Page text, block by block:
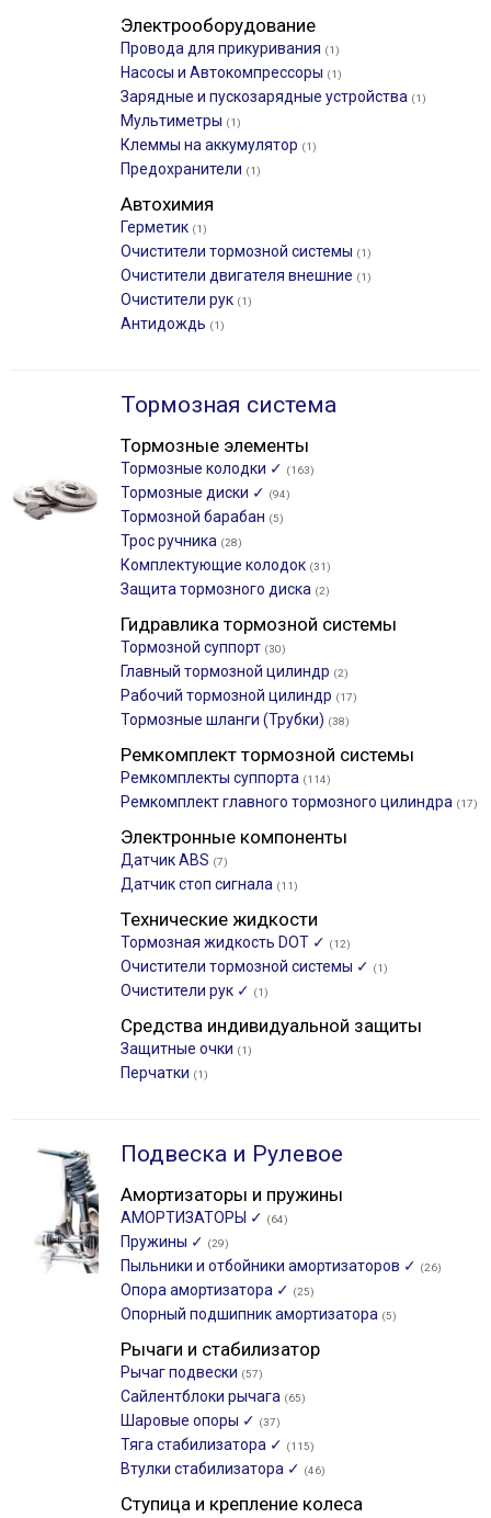
Электрооборудование
Провода для прикуривания (1)
Насосы и Автокомпрессоры (1)
Зарядные и пускозарядные устройства (1)
Мультиметры (1)
Клеммы на аккумулятор (1)
Предохранители (1)
Автохимия
Герметик (1)
Очистители тормозной системы (1)
Очистители двигателя внешние (1)
Очистители рук (1)
Антидождь (1)
Тормозная система
Тормозные элементы
Тормозные колодки ✓ (163)
Тормозные диски ✓ (94)
Тормозной барабан (5)
Трос ручника (28)
Комплектующие колодок (31)
Защита тормозного диска (2)
Гидравлика тормозной системы
Тормозной суппорт (30)
Главный тормозной цилиндр (2)
Рабочий тормозной цилиндр (17)
Тормозные шланги (Трубки) (38)
Ремкомплект тормозной системы
Ремкомплекты суппорта (114)
Ремкомплект главного тормозного цилиндра (17)
Электронные компоненты
Датчик ABS (7)
Датчик стоп сигнала (11)
Технические жидкости
Тормозная жидкость DOT ✓ (12)
Очистители тормозной системы ✓ (1)
Очистители рук ✓ (1)
Средства индивидуальной защиты
Защитные очки (1)
Перчатки (1)
Подвеска и Рулевое
Амортизаторы и пружины
АМОРТИЗАТОРЫ ✓ (64)
Пружины ✓ (29)
Пыльники и отбойники амортизаторов ✓ (26)
Опора амортизатора ✓ (25)
Опорный подшипник амортизатора (5)
Рычаги и стабилизатор
Рычаг подвески (57)
Сайлентблоки рычага (65)
Шаровые опоры ✓ (37)
Тяга стабилизатора ✓ (115)
Втулки стабилизатора ✓ (46)
Ступица и крепление колеса